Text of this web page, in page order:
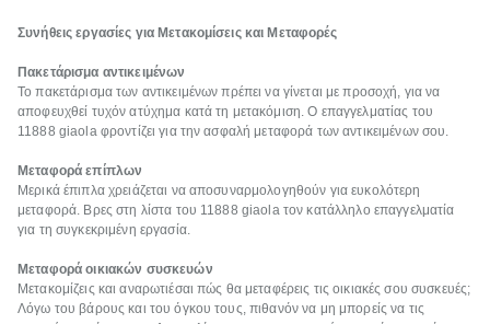
Συνήθεις εργασίες για Μετακομίσεις και Μεταφορές
Πακετάρισμα αντικειμένων
Το πακετάρισμα των αντικειμένων πρέπει να γίνεται με προσοχή, για να
αποφευχθεί τυχόν ατύχημα κατά τη μετακόμιση. Ο επαγγελματίας του
11888 giaola φροντίζει για την ασφαλή μεταφορά των αντικειμένων σου.
Μεταφορά επίπλων
Μερικά έπιπλα χρειάζεται να αποσυναρμολογηθούν για ευκολότερη
μεταφορά. Βρες στη λίστα του 11888 giaola τον κατάλληλο επαγγελματία
για τη συγκεκριμένη εργασία.
Μεταφορά οικιακών συσκευών
Μετακομίζεις και αναρωτιέσαι πώς θα μεταφέρεις τις οικιακές σου συσκευές;
Λόγω του βάρους και του όγκου τους, πιθανόν να μη μπορείς να τις